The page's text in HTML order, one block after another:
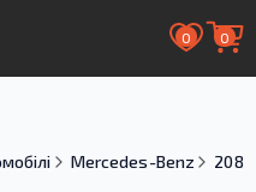
0 0
Mercedes-Benz
208